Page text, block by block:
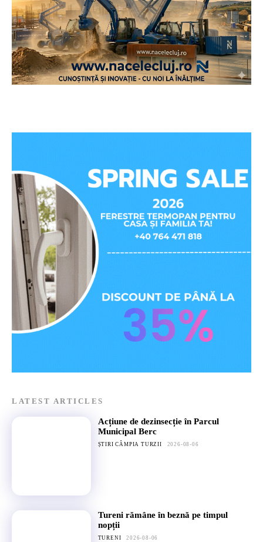
LATEST ARTICLES
Acțiune de dezinsecție în Parcul
Municipal Berc
ȘTIRI CÂMPIA TURZII 2026-08-06
Tureni rămâne în beznă pe timpul
nopții
TURENI 2026-08-06